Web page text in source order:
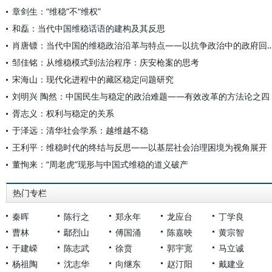
章剑生：“维稳”不“维权”
和磊：当代中国维稳话语的建构及其反思
肖唐镖：当代中国的维稳政治
邹佳铭：从维稳模式到法治程序：庆安枪案的思考
宋海山：现代化进程中的藏区稳定问题研究
刘明兴 陶然：中国民生与稳定的政治难题——有效改革的方法论之四
胥志义：权利与稳定的关系
于泽远：清华社会学系：越维越不稳
王利平：维稳时代的终结与反思——以基层社会治理困境为视角展开
董恂来：“周老虎”现形与中国式维稳的道义破产
热门专栏
秦晖 陈行之 郑永年 龙应台
丁学良
曹林
鄢烈山 傅国涌 陈嘉映
黄宗智
于建嵘
陈志武 徐贲 郭宇宽
马立诚
杨祖陶
沈志华 向继东 赵汀阳 戴建业